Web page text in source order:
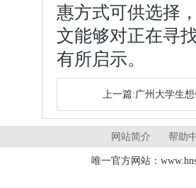
惠方式可供选择
文能够对正在寻
有所启示。
上一篇:广州大学生
网站简介 帮助
唯一官方网站：